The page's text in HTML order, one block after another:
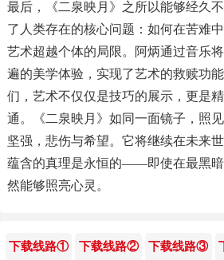
最后，《二泉映月》之所以能够经久
了人类存在的核心问题：如何在苦难
艺术超越个体的局限。阿炳通过音乐
遍的美学体验，实现了艺术的救赎功
们，艺术不仅仅是技巧的展示，更是
通。《二泉映月》如同一面镜子，照
坚强，悲伤与希望。它将继续在未来
蕴含的真理是永恒的——即使在最黑
然能够照亮心灵。
下载线路① 下载线路② 下载线路③